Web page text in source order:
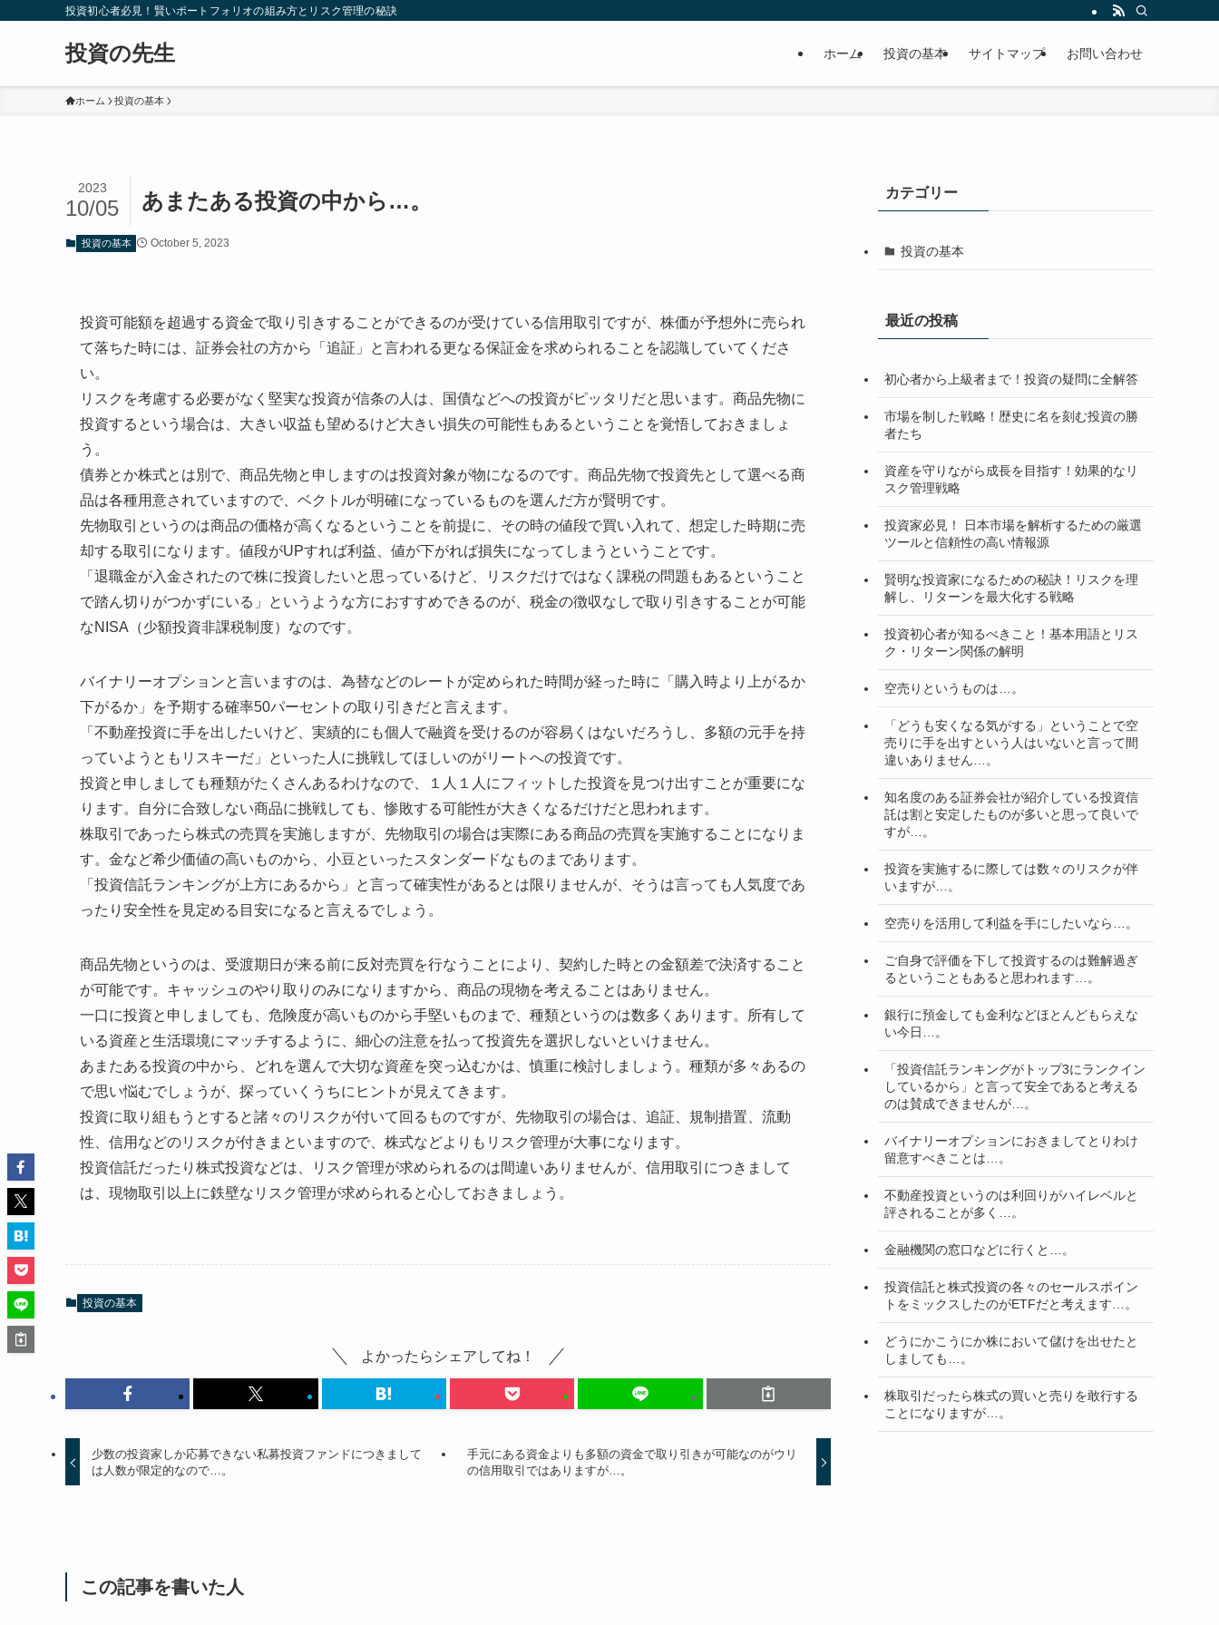
投資初心者必見！賢いポートフォリオの組み方とリスク管理の秘訣
投資の先生 ホーム 投資の基本 サイトマップ お問い合わせ
ホーム 投資の基本
あまたある投資の中から…。
2023
10/05
投資の基本 October 5, 2023
投資可能額を超過する資金で取り引きすることができるのが受けている信用取引ですが、株価が予想外に売られ
て落ちた時には、証券会社の方から「追証」と言われる更なる保証金を求められることを認識していてくださ
い。
リスクを考慮する必要がなく堅実な投資が信条の人は、国債などへの投資がピッタリだと思います。商品先物に
投資するという場合は、大きい収益も望めるけど大きい損失の可能性もあるということを覚悟しておきましょ
う。
債券とか株式とは別で、商品先物と申しますのは投資対象が物になるのです。商品先物で投資先として選べる商
品は各種用意されていますので、ベクトルが明確になっているものを選んだ方が賢明です。
先物取引というのは商品の価格が高くなるということを前提に、その時の値段で買い入れて、想定した時期に売
却する取引になります。値段がUPすれば利益、値が下がれば損失になってしまうということです。
「退職金が入金されたので株に投資したいと思っているけど、リスクだけではなく課税の問題もあるということ
で踏ん切りがつかずにいる」というような方におすすめできるのが、税金の徴収なしで取り引きすることが可能
なNISA（少額投資非課税制度）なのです。
バイナリーオプションと言いますのは、為替などのレートが定められた時間が経った時に「購入時より上がるか
下がるか」を予期する確率50パーセントの取り引きだと言えます。
「不動産投資に手を出したいけど、実績的にも個人で融資を受けるのが容易くはないだろうし、多額の元手を持
っていようともリスキーだ」といった人に挑戦してほしいのがリートへの投資です。
投資と申しましても種類がたくさんあるわけなので、１人１人にフィットした投資を見つけ出すことが重要にな
ります。自分に合致しない商品に挑戦しても、惨敗する可能性が大きくなるだけだと思われます。
株取引であったら株式の売買を実施しますが、先物取引の場合は実際にある商品の売買を実施することになりま
す。金など希少価値の高いものから、小豆といったスタンダードなものまであります。
「投資信託ランキングが上方にあるから」と言って確実性があるとは限りませんが、そうは言っても人気度であ
ったり安全性を見定める目安になると言えるでしょう。
商品先物というのは、受渡期日が来る前に反対売買を行なうことにより、契約した時との金額差で決済すること
が可能です。キャッシュのやり取りのみになりますから、商品の現物を考えることはありません。
一口に投資と申しましても、危険度が高いものから手堅いものまで、種類というのは数多くあります。所有して
いる資産と生活環境にマッチするように、細心の注意を払って投資先を選択しないといけません。
あまたある投資の中から、どれを選んで大切な資産を突っ込むかは、慎重に検討しましょう。種類が多々あるの
で思い悩むでしょうが、探っていくうちにヒントが見えてきます。
投資に取り組もうとすると諸々のリスクが付いて回るものですが、先物取引の場合は、追証、規制措置、流動
性、信用などのリスクが付きまといますので、株式などよりもリスク管理が大事になります。
投資信託だったり株式投資などは、リスク管理が求められるのは間違いありませんが、信用取引につきまして
は、現物取引以上に鉄壁なリスク管理が求められると心しておきましょう。
投資の基本
よかったらシェアしてね！
少数の投資家しか応募できない私募投資ファンドにつきまして
は人数が限定的なので…。
手元にある資金よりも多額の資金で取り引きが可能なのがウリ
の信用取引ではありますが…。
この記事を書いた人
カテゴリー
投資の基本
最近の投稿
初心者から上級者まで！投資の疑問に全解答
市場を制した戦略！歴史に名を刻む投資の勝
者たち
資産を守りながら成長を目指す！効果的なリ
スク管理戦略
投資家必見！ 日本市場を解析するための厳選
ツールと信頼性の高い情報源
賢明な投資家になるための秘訣！リスクを理
解し、リターンを最大化する戦略
投資初心者が知るべきこと！基本用語とリス
ク・リターン関係の解明
空売りというものは…。
「どうも安くなる気がする」ということで空
売りに手を出すという人はいないと言って間
違いありません…。
知名度のある証券会社が紹介している投資信
託は割と安定したものが多いと思って良いで
すが…。
投資を実施するに際しては数々のリスクが伴
いますが…。
空売りを活用して利益を手にしたいなら…。
ご自身で評価を下して投資するのは難解過ぎ
るということもあると思われます…。
銀行に預金しても金利などほとんどもらえな
い今日…。
「投資信託ランキングがトップ3にランクイン
しているから」と言って安全であると考える
のは賛成できませんが…。
バイナリーオプションにおきましてとりわけ
留意すべきことは…。
不動産投資というのは利回りがハイレベルと
評されることが多く…。
金融機関の窓口などに行くと…。
投資信託と株式投資の各々のセールスポイン
トをミックスしたのがETFだと考えます…。
どうにかこうにか株において儲けを出せたと
しましても…。
株取引だったら株式の買いと売りを敢行する
ことになりますが…。